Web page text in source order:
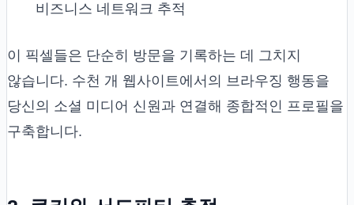
비즈니스 네트워크 추적
이 픽셀들은 단순히 방문을 기록하는 데 그치지
않습니다. 수천 개 웹사이트에서의 브라우징 행동을
당신의 소셜 미디어 신원과 연결해 종합적인 프로필을
구축합니다.